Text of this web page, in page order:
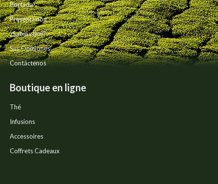
en
la
página
de
producto
Portada
Presentación
¿Sabías qué?
Sus Opiniones
Contáctenos
Boutique en ligne
Thé
Infusions
Accessoires
Coffrets Cadeaux